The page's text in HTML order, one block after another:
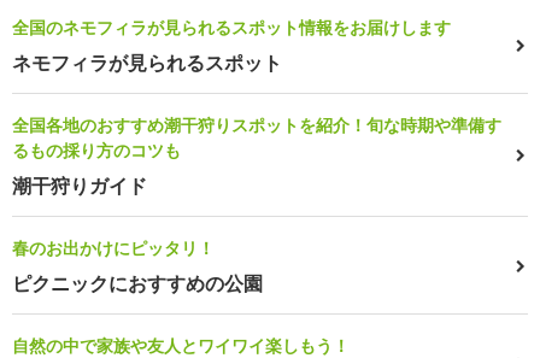
全国のネモフィラが見られるスポット情報をお届けします
ネモフィラが見られるスポット
全国各地のおすすめ潮干狩りスポットを紹介！旬な時期や準備す
るもの採り方のコツも
潮干狩りガイド
春のお出かけにピッタリ！
ピクニックにおすすめの公園
自然の中で家族や友人とワイワイ楽しもう！